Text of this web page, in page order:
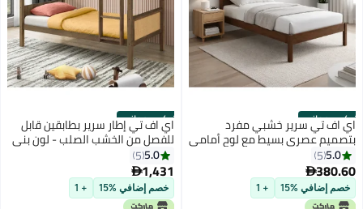
تركيب مجاني
اي اف تي سرير خشبي مفرد
بتصميم عصري بسيط مع لوح أمامي
- دعامة متينة من الخشب الصلب،
موفر للمساحة مع شرائح معززة،
مقاس 90 × 190 سم، لون بني
5.0
5
380.60
خصم إضافي %15 + 1
تركيب مجاني
اي اف تي إطار سرير بطابقين قابل
للفصل من الخشب الصلب - لون بني
بلوط طبيعي - سرير مفرد قابل
للتحويل للأطفال والمراهقين وكبار
السن وغرفة الضيوف - تصميم موفر
للمساحة
5.0
5
1,431
خصم إضافي %15 + 1